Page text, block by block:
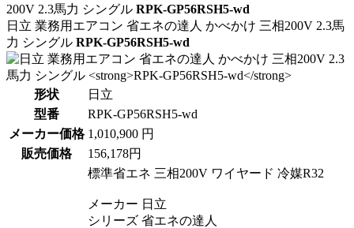
200V 2.3馬力 シングル RPK-GP56RSH5-wd
日立 業務用エアコン 省エネの達人 かべかけ 三相200V 2.3馬
力 シングル RPK-GP56RSH5-wd
形状
日立
型番
RPK-GP56RSH5-wd
メーカー価格 1,010,900 円
販売価格
156,178円
標準省エネ 三相200V ワイヤード 冷媒R32
メーカー 日立
シリーズ 省エネの達人